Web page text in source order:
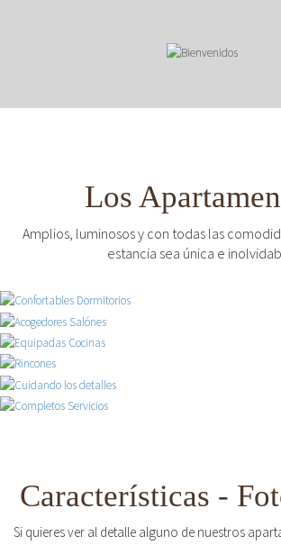
Los
Amplios, luminosos y con todas las
estancia sea única e
Características -
Si quieres ver al detalle alguno de nuestros